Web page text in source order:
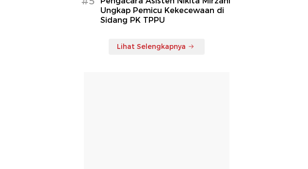
Ungkap Pemicu Kekecewaan di
Sidang PK TPPU
Lihat Selengkapnya